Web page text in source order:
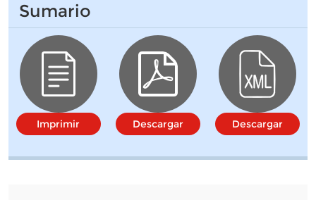
Sumario
Imprimir Descargar Descargar